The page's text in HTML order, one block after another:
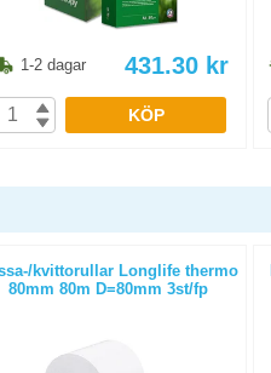
1-2 dagar 431.30 kr
KÖP
kvittorullar Longlife thermo
80mm 80m D=80mm 3st/fp